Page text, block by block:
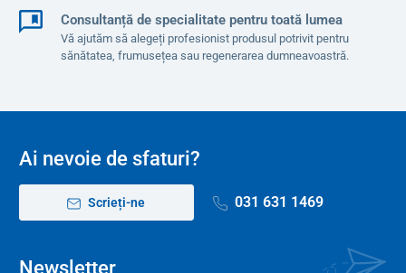
Consultanță de specialitate pentru toată lumea
Vă ajutăm să alegeți profesionist produsul potrivit pentru
sănătatea, frumusețea sau regenerarea dumneavoastră.
Ai nevoie de sfaturi?
Scrieți-ne 031 631 1469
Newsletter